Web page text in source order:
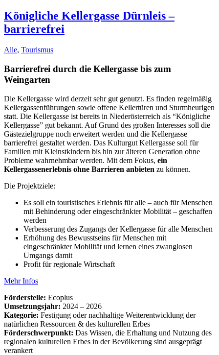
Königliche Kellergasse Dürnleis –
barrierefrei
Alle, Tourismus
Barrierefrei durch die Kellergasse bis zum
Weingarten
Die Kellergasse wird derzeit sehr gut genutzt. Es finden regelmäßig
Kellergassenführungen sowie offene Kellertüren und Sturmheurigen
statt. Die Kellergasse ist bereits in Niederösterreich als “Königliche
Kellergasse” gut bekannt. Auf Grund des großen Interesses soll die
Gästezielgruppe noch erweitert werden und die Kellergasse
barrierefrei gestaltet werden. Das Kulturgut Kellergasse soll für
Familien mit Kleinstkindern bis hin zur älteren Generation ohne
Probleme wahrnehmbar werden. Mit dem Fokus, ein
Kellergassenerlebnis ohne Barrieren anbieten zu können.
Die Projektziele:
Es soll ein touristisches Erlebnis für alle – auch für Menschen
mit Behinderung oder eingeschränkter Mobilität – geschaffen
werden
Verbesserung des Zugangs der Kellergasse für alle Menschen
Erhöhung des Bewusstseins für Menschen mit
eingeschränkter Mobilität und lernen eines zwanglosen
Umgangs damit
Profit für regionale Wirtschaft
Mehr Infos
Förderstelle: Ecoplus
Umsetzungsjahr: 2024 – 2026
Kategorie: Festigung oder nachhaltige Weiterentwicklung der
natürlichen Ressourcen & des kulturellen Erbes
Förderschwerpunkt: Das Wissen, die Erhaltung und Nutzung des
regionalen kulturellen Erbes in der Bevölkerung sind ausgeprägt
verankert